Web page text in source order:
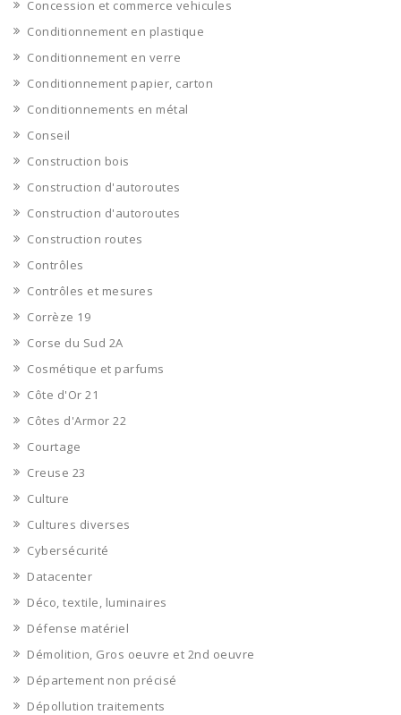
Concession et commerce vehicules
Conditionnement en plastique
Conditionnement en verre
Conditionnement papier, carton
Conditionnements en métal
Conseil
Construction bois
Construction d'autoroutes
Construction d'autoroutes
Construction routes
Contrôles
Contrôles et mesures
Corrèze 19
Corse du Sud 2A
Cosmétique et parfums
Côte d'Or 21
Côtes d'Armor 22
Courtage
Creuse 23
Culture
Cultures diverses
Cybersécurité
Datacenter
Déco, textile, luminaires
Défense matériel
Démolition, Gros oeuvre et 2nd oeuvre
Département non précisé
Dépollution traitements